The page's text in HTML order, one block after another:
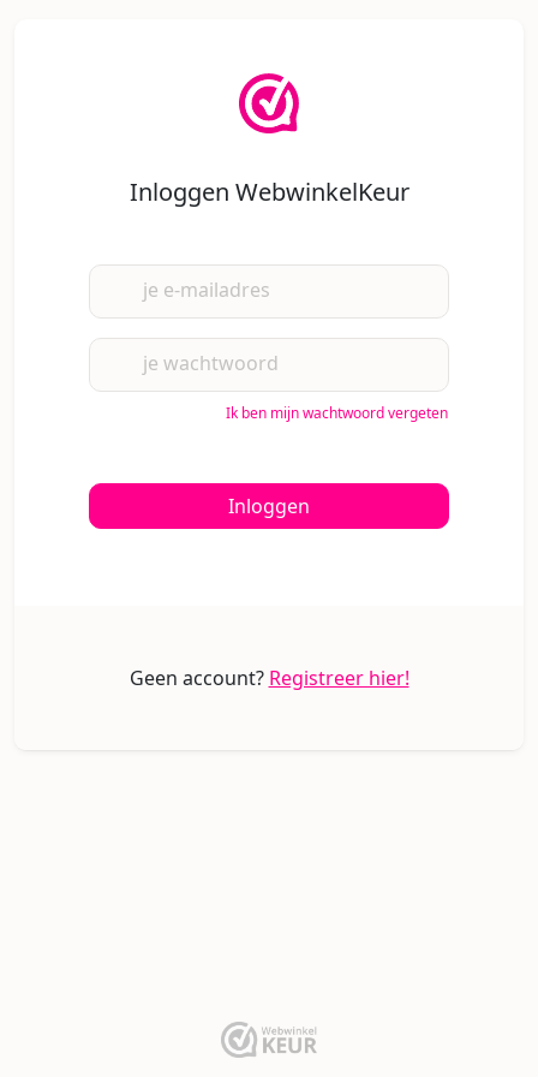
Inloggen WebwinkelKeur
je e-mailadres
je wachtwoord
Ik ben mijn wachtwoord vergeten
Inloggen
Geen account? Registreer hier!